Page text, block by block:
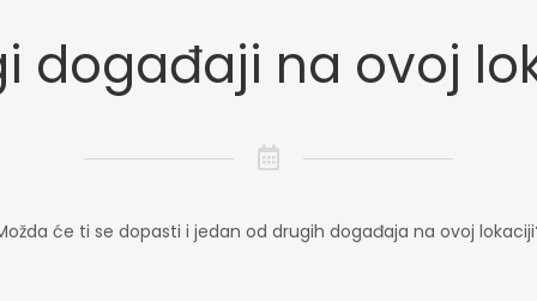
događaji na ovoj
će ti se dopasti i jedan od drugih događaja na ovoj